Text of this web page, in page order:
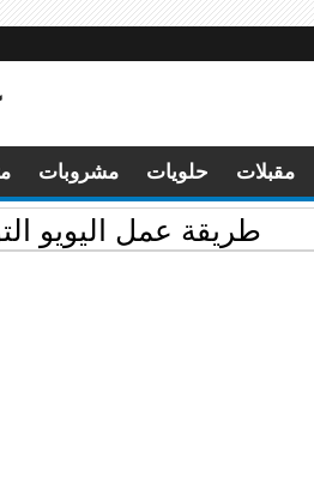
مقبلات حلويات مشروبات
طريقة عمل اليويو